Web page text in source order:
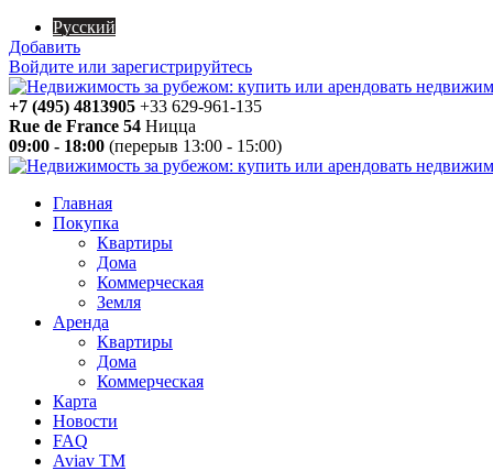
Русский
Добавить
Войдите или зарегистрируйтесь
+7 (495) 4813905 +33 629-961-135
Rue de France 54 Ницца
09:00 - 18:00 (перерыв 13:00 - 15:00)
Главная
Покупка
Квартиры
Дома
Коммерческая
Земля
Аренда
Квартиры
Дома
Коммерческая
Карта
Новости
FAQ
Aviav TM